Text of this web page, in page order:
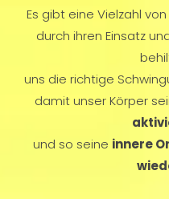
Es gibt eine Vielzahl
durch ihren Einsatz
uns die richtige
damit unser Körper
und so seine innere